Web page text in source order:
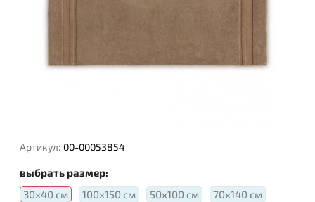
Артикул: 00-00053854
выбрать размер:
30х40 см
100х150 см 50х100 см 70х140 см